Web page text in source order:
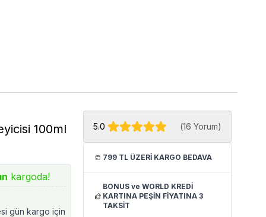
100ml
kargoda!
gün kargo için
5.0 (16 Yorum)
799 TL ÜZERİ KARGO BEDAVA
BONUS ve WORLD KREDİ
KARTINA PEŞİN FİYATINA 3
TAKSİT